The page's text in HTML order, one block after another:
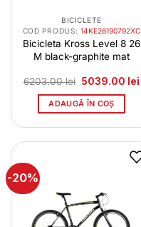
BICICLETE
COD PRODUS:14KE26190792XC
Bicicleta Kross Level 8 26
M black-graphite mat
6203.00lei Prețul
a
fost:
5039.00 lei
ADAUGĂ ÎN COȘ
-20%